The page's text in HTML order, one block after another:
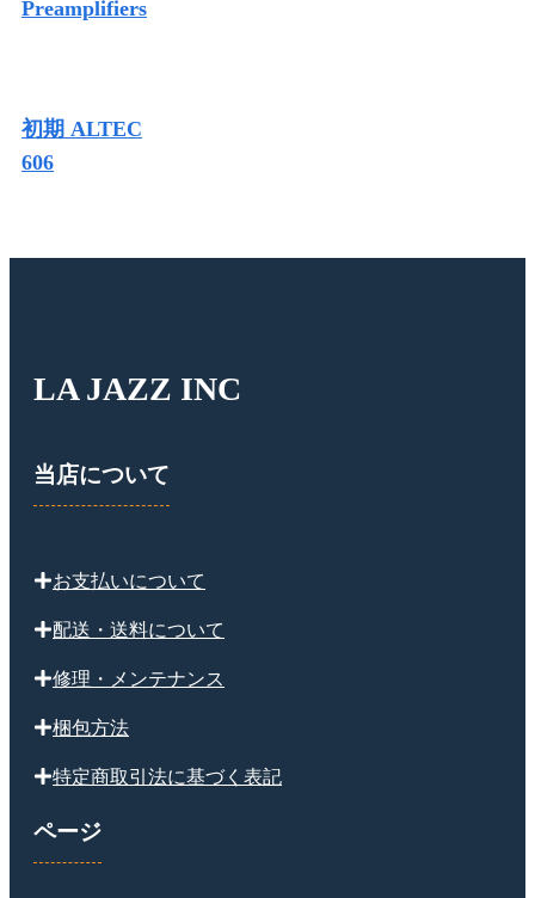
Preamplifiers
初期 ALTEC
606
LA JAZZ INC
当店について
お支払いについて
配送・送料について
修理・メンテナンス
梱包方法
特定商取引法に基づく表記
ページ